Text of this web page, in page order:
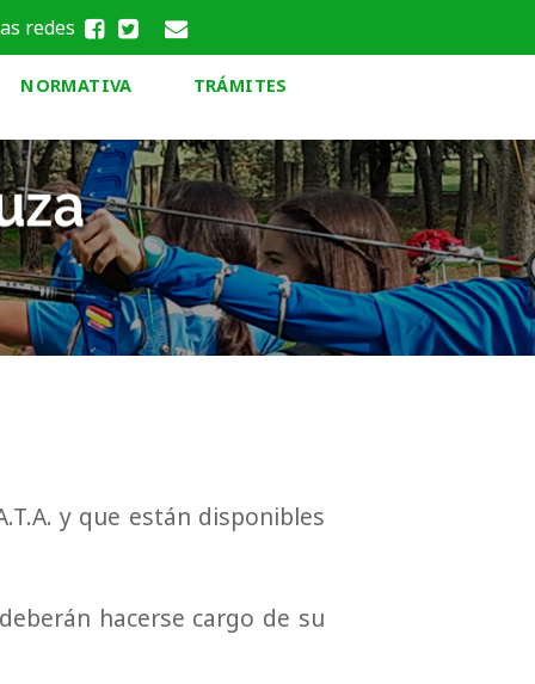
redes
NORMATIVA TRÁMITES
y que están disponibles
hacerse cargo de su